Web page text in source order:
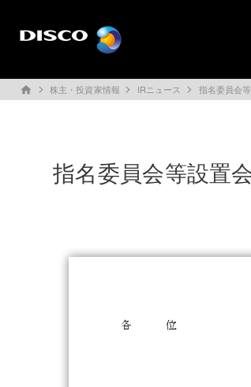
home 株主・投資家情報 IRニュース 指名委員会
指名委員会等設置